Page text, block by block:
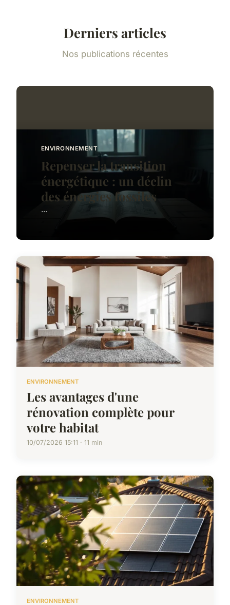
Derniers articles
Nos publications récentes
ENVIRONNEMENT
Repenser la transition
énergétique : un déclin
des énergies fossiles
...
ENVIRONNEMENT
Les avantages d'une
rénovation complète pour
votre habitat
10/07/2026 15:11 · 11 min
ENVIRONNEMENT